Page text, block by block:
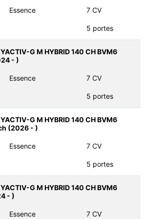
Essence 7 CV
5 portes
G M HYBRID 140 CH BVM6
- )
Essence 7 CV
5 portes
G M HYBRID 140 CH BVM6
(2026 - )
Essence 7 CV
5 portes
G M HYBRID 140 CH BVM6
- )
Essence 7 CV